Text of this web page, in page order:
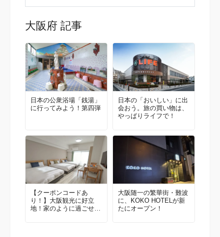
大阪府 記事
日本の公衆浴場「銭湯」
に行ってみよう！第四弾
日本の「おいしい」に出
会おう。旅の買い物は、
やっぱりライフで！
【クーポンコードあ
り！】大阪観光に好立
地！家のように過ごせる
大阪随一の繁華街・難波
に、KOKO HOTELが新
たにオープン！